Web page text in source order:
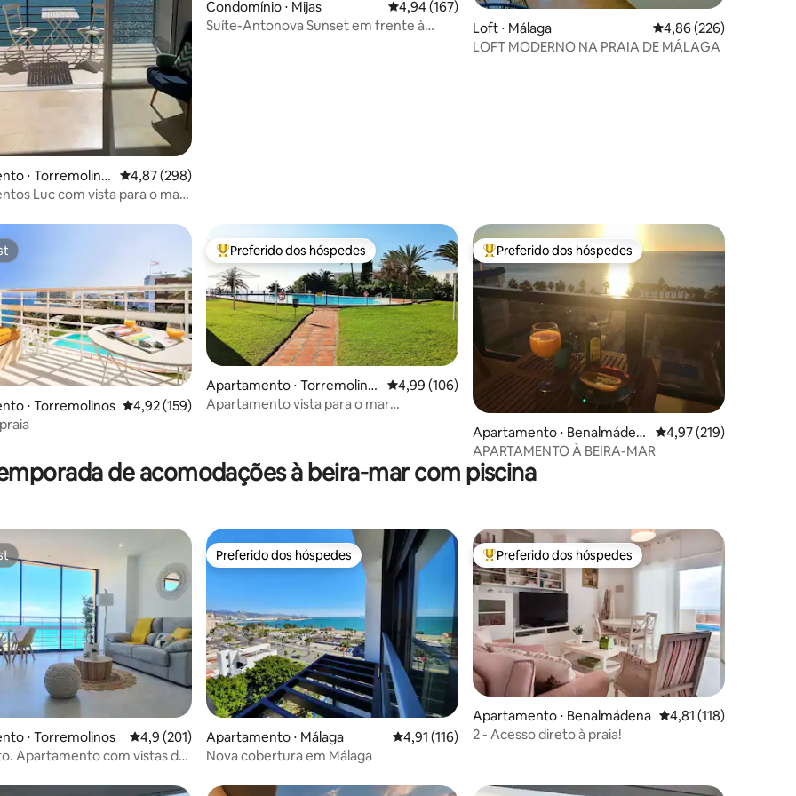
de 5, 354 avaliações
⋅ Torremolino
4,87 de uma avaliação média de 5, 298 avaliações
4,87 (298)
Luc com vista para o mar,
Condomínio ⋅ Mijas 4,94 de uma avaliação média de 5, 167 avaliações
4,94 (167)
Suíte-Antonova Sunset em frente à
Loft ⋅ Málaga 4,86 de uma avaliação
4,86 (226)
LOFT MODERNO NA PRAIA DE MÁLAGA
de 5, 124 avaliações
⋅ Torremolinos 4,92 de uma avaliação média de 5, 159 avaliações
4,92 (159)
Entre os melhores preferidos dos hóspedes
Preferido dos hóspedes
Apartamento ⋅ Torremolino
s
4,99 de uma avaliação média de 5, 106 avaliações
4,99 (106)
Apartamento vista para o mar
Entre os melhores preferidos dos hóspedes
Preferido dos hóspedes
Apartamento ⋅ Benalmáden
a
4,97 de uma avaliação
4,97 (219)
APARTAMENTO À BEIRA-MAR
de acomodações à beira-mar com piscina
de 5, 160 avaliações
⋅ Torremolinos 4,9 de uma avaliação média de 5, 201 avaliações
4,9 (201)
Apartamento com vistas de
Preferido dos hóspedes
Preferido dos hóspedes
Apartamento ⋅ Málaga 4,91 de uma avaliação média de 5, 116 avaliações
4,91 (116)
Nova cobertura em Málaga
Entre os melhores preferidos dos hóspedes
Preferido dos hóspedes
Apartamento ⋅ Benalmádena 4,81 de uma avaliação
4,81 (118)
2 - Acesso direto à praia!